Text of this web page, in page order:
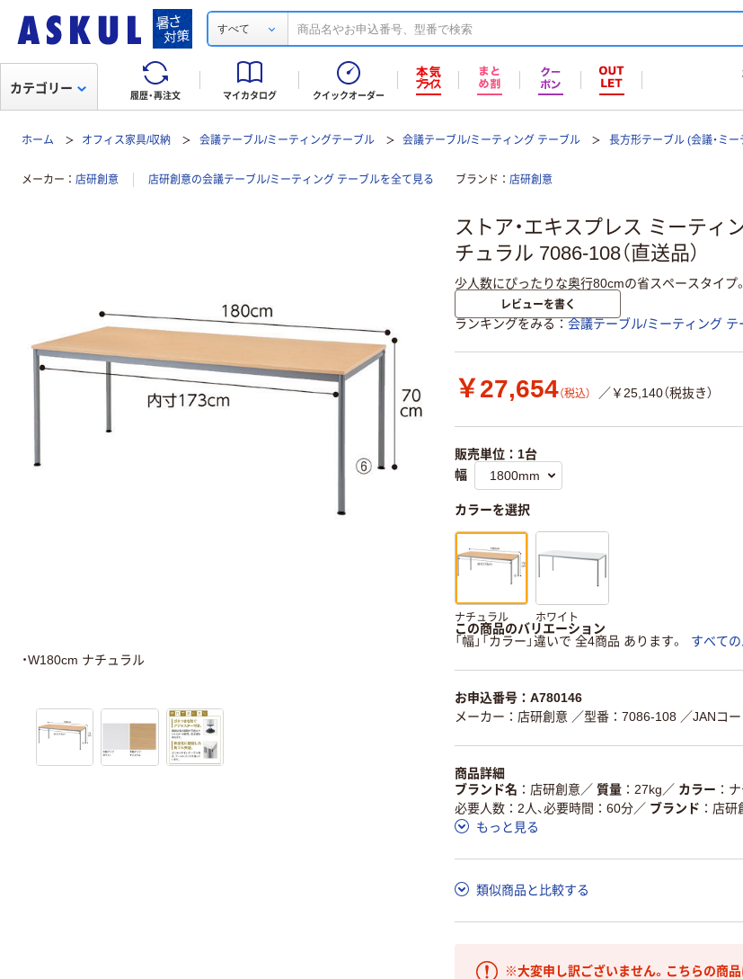
すべて
履歴・再注文 マイカタログ クイックオーダー
カテゴリー
ホーム オフィス家具/収納 会議テーブル/ミーティングテーブル 会議テーブル/ミーティング テーブル 長方形テーブル (会議・ミ
メーカー 店研創意 店研創意の会議テーブル/ミーティング テーブルを全て見る ブランド 店研創意
ストア・エキスプレス ミーティ
チュラル 7086-108（直送品）
少人数にぴったりな奥行80cmの省スペースタイプ。
レビューを書く
ランキングをみる 会議テーブル/ミーティング テ
￥27,654（税込） ／￥25,140（税抜き）
販売単位：1台
幅
カラーを選択
ナチュラル ホワイト
この商品のバリエーション
「幅」「カラー」違いで 全4商品 あります。
すべて
お申込番号：A780146
メーカー：店研創意 ／型番：7086-108 ／JANコ
商品詳細
ブランド名
店研創意 ／ 質量 27kg ／ カラー
必要人数：2人、必要時間：60分／ ブランド
店研
もっと見る
類似商品と比較する
※大変申し訳ございません。こちらの商
・W180cm ナチュラル